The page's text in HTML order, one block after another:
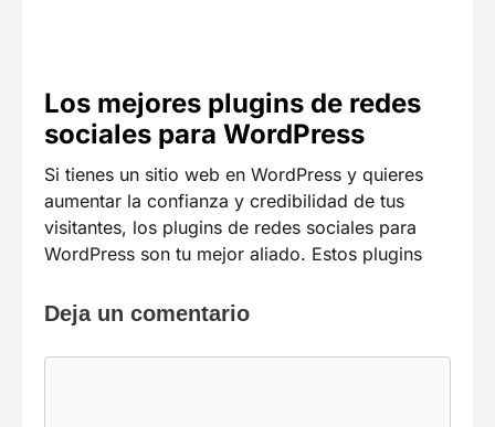
Los mejores plugins de redes
sociales para WordPress
Si tienes un sitio web en WordPress y quieres
aumentar la confianza y credibilidad de tus
visitantes, los plugins de redes sociales para
WordPress son tu mejor aliado. Estos plugins
Deja un comentario